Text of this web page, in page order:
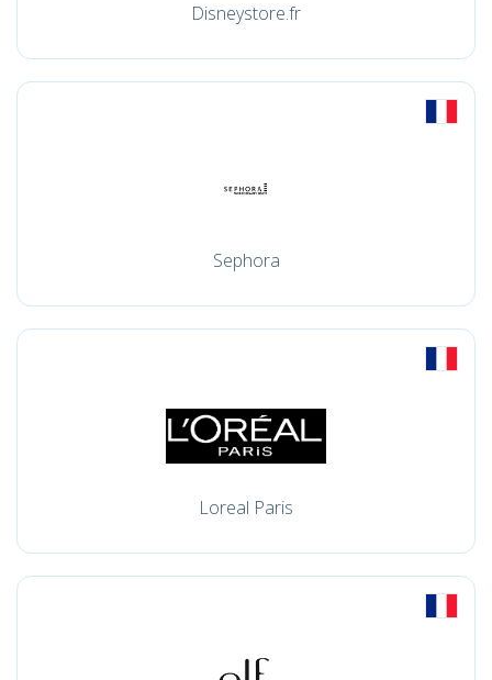
Disneystore.fr
Sephora
Loreal Paris